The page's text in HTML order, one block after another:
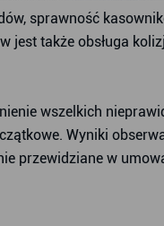
sprawność
także obsługa
wszelkich
Wyniki
przewidziane w